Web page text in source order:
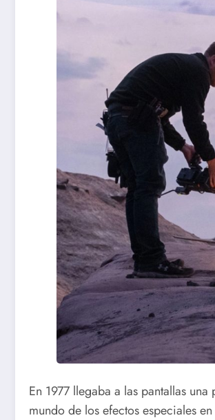
En 1977 llegaba a las pantallas
mundo de los efectos especiales